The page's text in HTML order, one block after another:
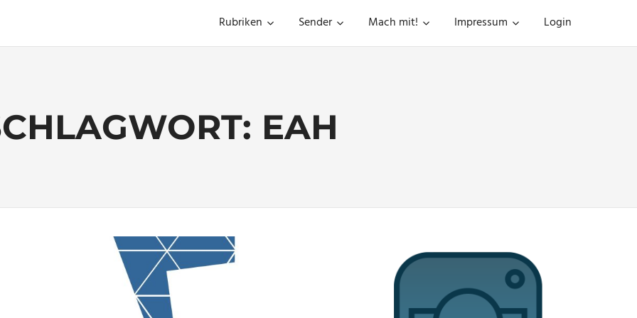
Rubriken Sender Mach mit! Impressum Login
EAH